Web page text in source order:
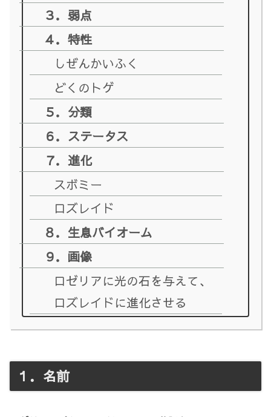
３．弱点
４．特性
しぜんかいふく
どくのトゲ
５．分類
６．ステータス
７．進化
スボミー
ロズレイド
８．生息バイオーム
９．画像
ロゼリアに光の石を与えて、
ロズレイドに進化させる
１．名前